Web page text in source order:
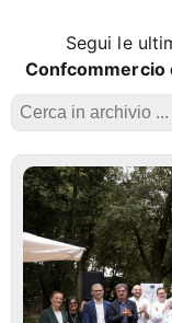
Segui le
Confcommercio